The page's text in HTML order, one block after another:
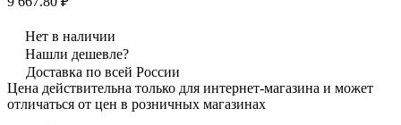
Нет в наличии
Нашли дешевле?
Доставка по всей России
Цена действительна только для интернет-магазина и может
отличаться от цен в розничных магазинах